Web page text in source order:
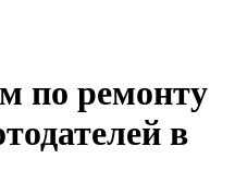
по ремонту
в